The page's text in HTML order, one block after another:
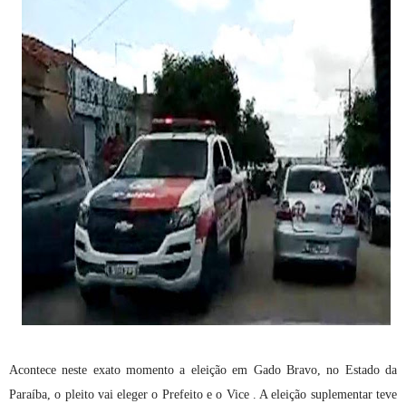
Acontece neste exato momento a eleição em Gado Bravo, no Estado da
Paraíba, o pleito vai eleger o Prefeito e o Vice . A eleição suplementar teve